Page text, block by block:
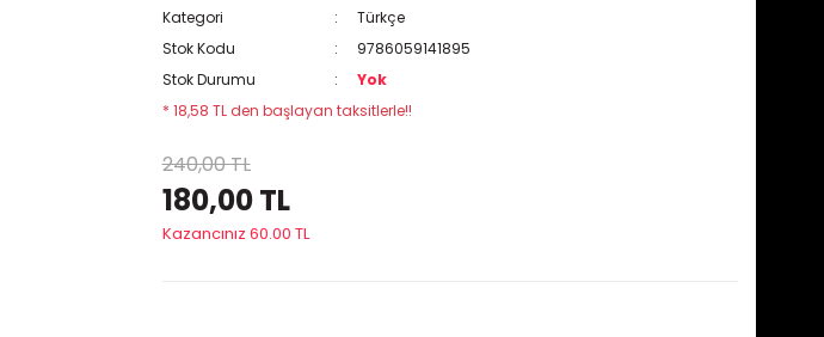
Kategori
Türkçe
Stok Kodu
9786059141895
Stok Durumu
Yok
* 18,58 TL den başlayan taksitlerle!!
240,00 TL
180,00 TL
Kazancınız 60.00 TL